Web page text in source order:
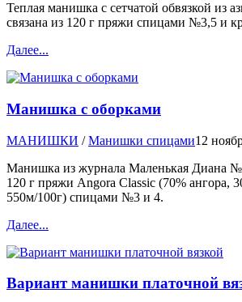
Теплая манишка с сетчатой обвязкой из
связана из 120 г пряжи спицами №3,5 и
Далее...
Манишка с оборками
МАНИШКИ /Манишки спицами12
Манишка из журнала Маленькая Диана
120 г пряжи Angora Classic (70% ангора,
550м/100г) спицами №3 и 4.
Далее...
Вариант манишки платочной